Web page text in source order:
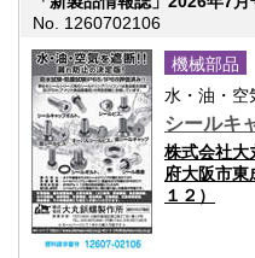
No. 1260702106
機械部品
水・油・空
シールキ
株式会社大
府大阪市東
１２）